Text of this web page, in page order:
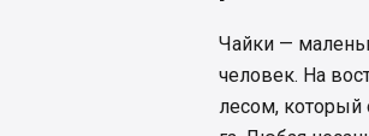
Чайки —
человек. На
лесом, который